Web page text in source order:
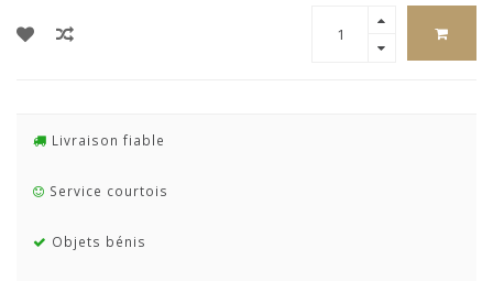
Livraison fiable
Service courtois
Objets bénis